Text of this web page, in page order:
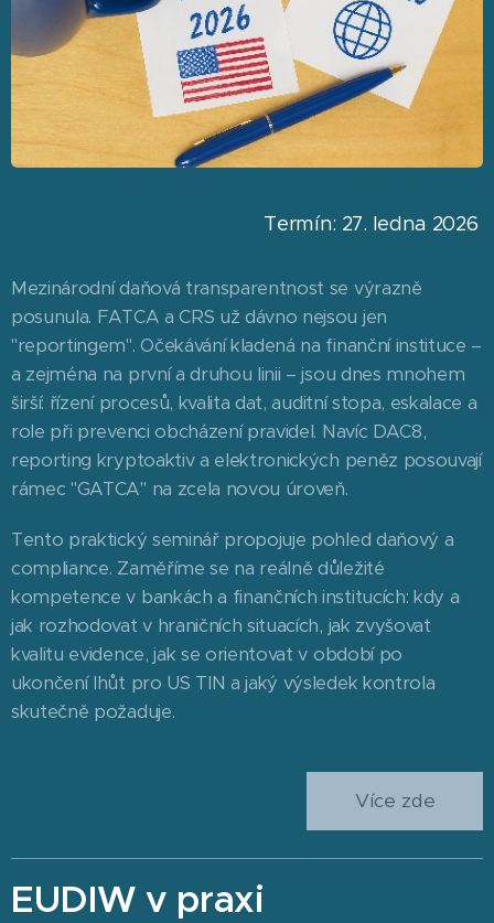
Termín: 27. ledna 2026
Mezinárodní daňová transparentnost se výrazně
posunula. FATCA a CRS už dávno nejsou jen
"reportingem". Očekávání kladená na finanční instituce –
a zejména na první a druhou linii – jsou dnes mnohem
širší: řízení procesů, kvalita dat, auditní stopa, eskalace a
role při prevenci obcházení pravidel. Navíc DAC8,
reporting kryptoaktiv a elektronických peněz posouvají
rámec "GATCA" na zcela novou úroveň.
Tento praktický seminář propojuje pohled daňový a
compliance. Zaměříme se na reálně důležité
kompetence v bankách a finančních institucích: kdy a
jak rozhodovat v hraničních situacích, jak zvyšovat
kvalitu evidence, jak se orientovat v období po
ukončení lhůt pro US TIN a jaký výsledek kontrola
skutečně požaduje.
Více zde
EUDIW v praxi